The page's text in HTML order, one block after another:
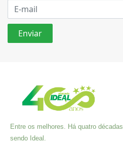
Entre os melhores. Há quatro décadas,
sendo Ideal.